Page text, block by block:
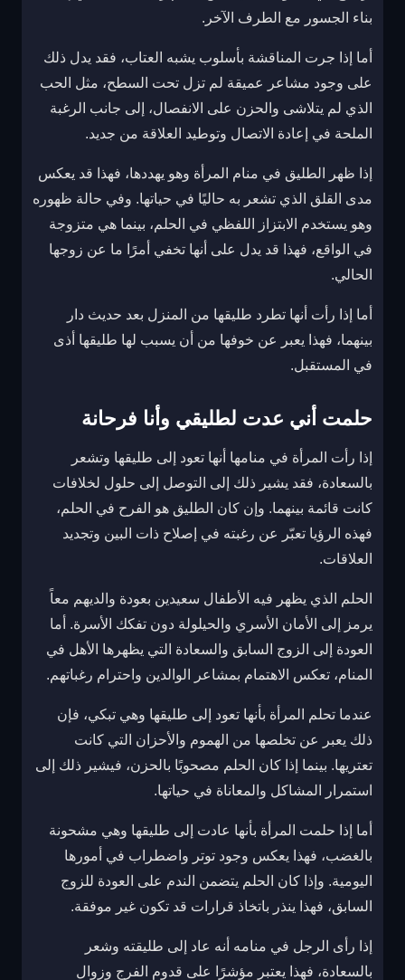
بناء الجسور مع الطرف الآخر.
أما إذا جرت المناقشة بأسلوب يشبه العتاب، فقد يدل ذلك
على وجود مشاعر عميقة لم تزل تحت السطح، مثل الحب
الذي لم يتلاشى والحزن على الانفصال، إلى جانب الرغبة
الملحة في إعادة الاتصال وتوطيد العلاقة من جديد.
إذا ظهر الطليق في منام المرأة وهو يهددها، فهذا قد يعكس
مدى القلق الذي تشعر به حاليًا في حياتها. وفي حالة ظهوره
وهو يستخدم الابتزاز اللفظي في الحلم، بينما هي متزوجة
في الواقع، فهذا قد يدل على أنها تخفي أمرًا ما عن زوجها
الحالي.
أما إذا رأت أنها تطرد طليقها من المنزل بعد حديث دار
بينهما، فهذا يعبر عن خوفها من أن يسبب لها طليقها أذى
في المستقبل.
حلمت أني عدت لطليقي وأنا فرحانة
إذا رأت المرأة في منامها أنها تعود إلى طليقها وتشعر
بالسعادة، فقد يشير ذلك إلى التوصل إلى حلول لخلافات
كانت قائمة بينهما. وإن كان الطليق هو الفرح في الحلم،
فهذه الرؤيا تعبّر عن رغبته في إصلاح ذات البين وتجديد
العلاقات.
الحلم الذي يظهر فيه الأطفال سعيدين بعودة والديهم معاً
يرمز إلى الأمان الأسري والحيلولة دون تفكك الأسرة. أما
العودة إلى الزوج السابق والسعادة التي يظهرها الأهل في
المنام، تعكس الاهتمام بمشاعر الوالدين واحترام رغباتهم.
عندما تحلم المرأة بأنها تعود إلى طليقها وهي تبكي، فإن
ذلك يعبر عن تخلصها من الهموم والأحزان التي كانت
تعتريها. بينما إذا كان الحلم مصحوبًا بالحزن، فيشير ذلك إلى
استمرار المشاكل والمعاناة في حياتها.
أما إذا حلمت المرأة بأنها عادت إلى طليقها وهي مشحونة
بالغضب، فهذا يعكس وجود توتر واضطراب في أمورها
اليومية. وإذا كان الحلم يتضمن الندم على العودة للزوج
السابق، فهذا ينذر باتخاذ قرارات قد تكون غير موفقة.
إذا رأى الرجل في منامه أنه عاد إلى طليقته وشعر
بالسعادة، فهذا يعتبر مؤشرًا على قدوم الفرج وزوال